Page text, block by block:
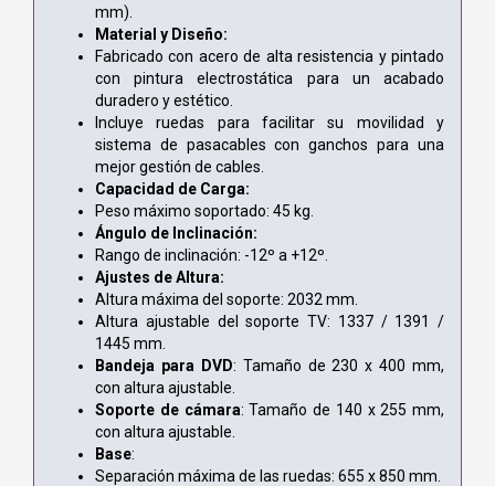
mm).
Material y Diseño:
Fabricado con acero de alta resistencia y pintado
con pintura electrostática para un acabado
duradero y estético.
Incluye ruedas para facilitar su movilidad y
sistema de pasacables con ganchos para una
mejor gestión de cables.
Capacidad de Carga:
Peso máximo soportado: 45 kg.
Ángulo de Inclinación:
Rango de inclinación: -12º a +12º.
Ajustes de Altura:
Altura máxima del soporte: 2032 mm.
Altura ajustable del soporte TV: 1337 / 1391 /
1445 mm.
Bandeja para DVD: Tamaño de 230 x 400 mm,
con altura ajustable.
Soporte de cámara: Tamaño de 140 x 255 mm,
con altura ajustable.
Base:
Separación máxima de las ruedas: 655 x 850 mm.